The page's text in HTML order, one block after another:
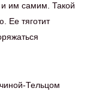
им самим. Такой
Ее тяготит
Тельцом